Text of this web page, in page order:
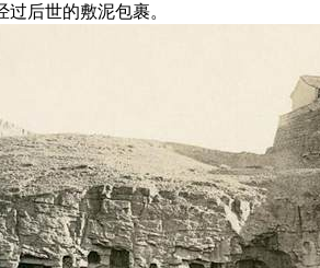
后世的敷泥包裹。